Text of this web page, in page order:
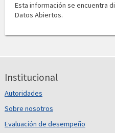
Esta información se encuentra
Datos Abiertos.
Institucional
Autoridades
Sobre nosotros
Evaluación de desempeño